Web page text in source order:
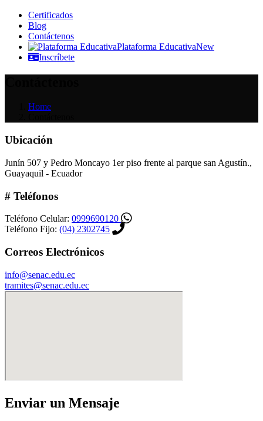
Certificados
Blog
Contáctenos
Plataforma EducativaNew
Inscríbete
Home
Ubicación
Junín 507 y Pedro Moncayo 1er piso frente al parque san Agustín.,
Guayaquil - Ecuador
# Teléfonos
Teléfono Celular: 0999690120
Teléfono Fijo: (04) 2302745
Correos Electrónicos
info@senac.edu.ec
tramites@senac.edu.ec
Enviar un Mensaje